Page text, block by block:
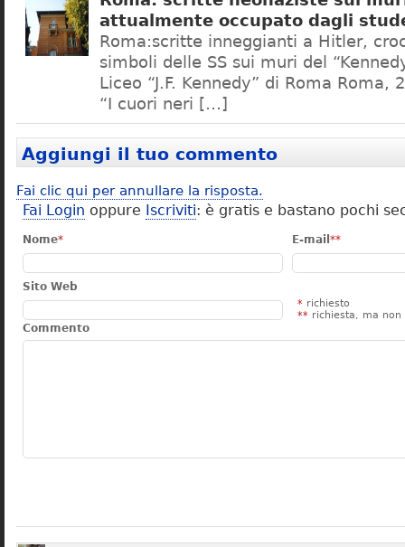
attualmente occupato dagli
Roma:scritte inneggianti a Hitler,
simboli delle SS sui muri del
Liceo “J.F. Kennedy” di Roma Roma,
“I cuori neri […]
Aggiungi il tuo commento
Fai clic qui per annullare la risposta.
Fai Login oppure Iscriviti: è gratis e bastano pochi
Nome* E-mail **
Sito Web
* richiesto
** richiesta, ma non
Commento